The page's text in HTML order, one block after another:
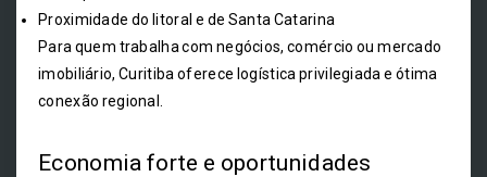
Proximidade do litoral e de Santa Catarina
Para quem trabalha com negócios, comércio ou mercado
imobiliário, Curitiba oferece logística privilegiada e ótima
conexão regional.
Economia forte e oportunidades